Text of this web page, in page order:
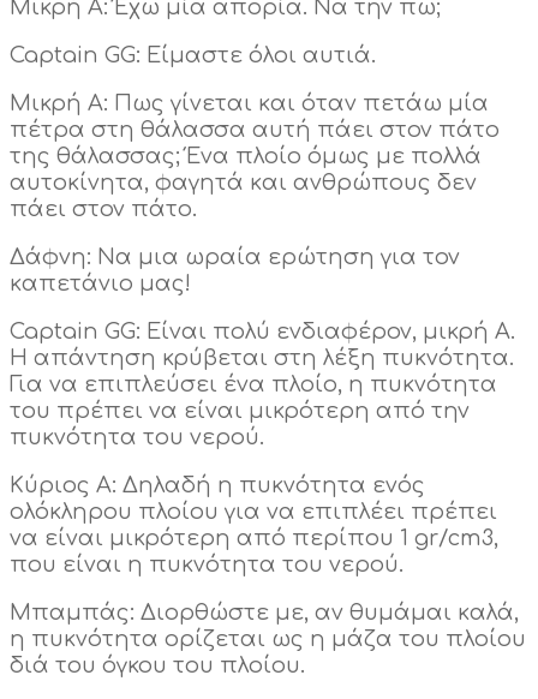
Μικρή Α: Έχω μία απορία. Να την πω;
Captain GG: Είμαστε όλοι αυτιά.
Μικρή Α: Πως γίνεται και όταν πετάω μία
πέτρα στη θάλασσα αυτή πάει στον πάτο
της θάλασσας; Ένα πλοίο όμως με πολλά
αυτοκίνητα, φαγητά και ανθρώπους δεν
πάει στον πάτο.
Δάφνη: Να μια ωραία ερώτηση για τον
καπετάνιο μας!
Captain GG: Είναι πολύ ενδιαφέρον, μικρή Α.
Η απάντηση κρύβεται στη λέξη πυκνότητα.
Για να επιπλεύσει ένα πλοίο, η πυκνότητα
του πρέπει να είναι μικρότερη από την
πυκνότητα του νερού.
Κύριος Α: Δηλαδή η πυκνότητα ενός
ολόκληρου πλοίου για να επιπλέει πρέπει
να είναι μικρότερη από περίπου 1 gr/cm3,
που είναι η πυκνότητα του νερού.
Μπαμπάς: Διορθώστε με, αν θυμάμαι καλά,
η πυκνότητα ορίζεται ως η μάζα του πλοίου
διά του όγκου του πλοίου.